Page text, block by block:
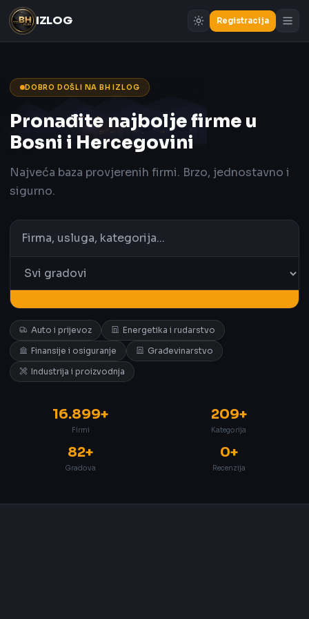
IZLOG Registracija
DOBRO DOŠLI NA BH IZLOG
Pronađite najbolje firme u
Bosni i Hercegovini
Najveća baza provjerenih firmi. Brzo, jednostavno i
sigurno.
Auto i prijevoz
Energetika i rudarstvo
Finansije i osiguranje
Građevinarstvo
Industrija i proizvodnja
16.899+
Firmi
209+
Kategorija
82+
Gradova
0+
Recenzija